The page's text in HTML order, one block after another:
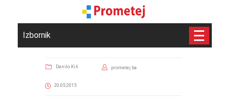
Izbornik
Danilo Kiš prometej.ba
20.05.2015